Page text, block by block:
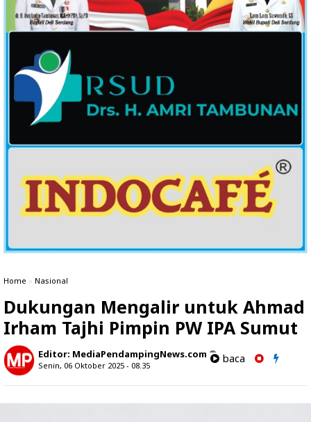
Home » Nasional
Dukungan Mengalir untuk Ahmad
Irham Tajhi Pimpin PW IPA Sumut
Editor: MediaPendampingNews.com
Senin, 06 Oktober 2025 - 08.35
baca